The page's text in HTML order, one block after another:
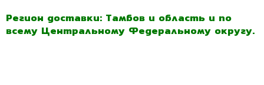
Регион доставки: Тамбов и область и по
всему Центральному Федеральному округу.